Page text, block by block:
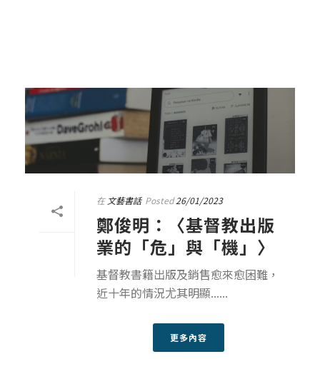
在 文藝書話 Posted 26/01/2023
鄭俊明：〈基督教出版
業的「危」與「機」〉
基督教書籍出版及銷售愈來愈困難，
近十年的情況尤其明顯......
更多內容